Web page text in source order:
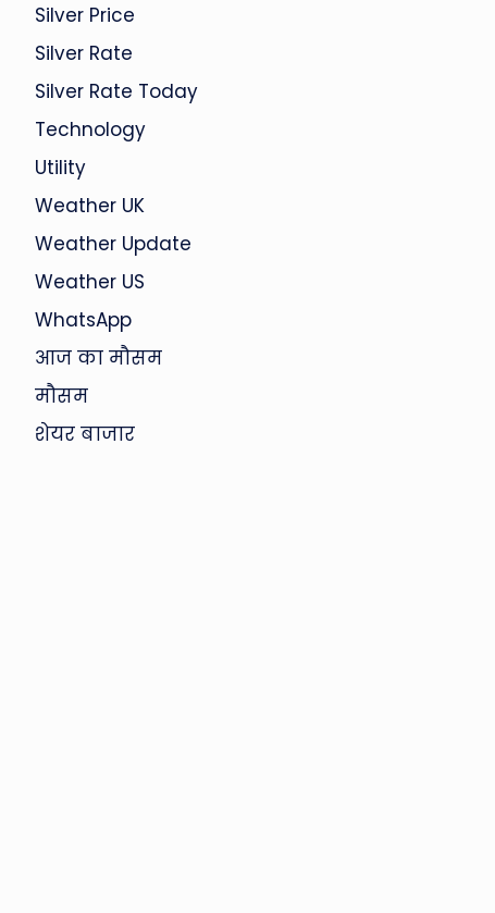
Silver Price
Silver Rate
Silver Rate Today
Technology
Utility
Weather UK
Weather Update
Weather US
WhatsApp
आज का मौसम
मौसम
शेयर बाजार